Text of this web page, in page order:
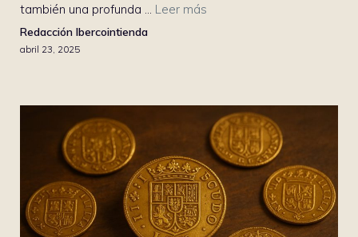
también una profunda ... Leer más
Redacción Ibercointienda
abril 23, 2025